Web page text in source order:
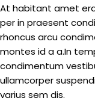
At habitant amet
per in praesent
rhoncus arcu
montes id a a.In
condimentum
ullamcorper
varius sem dis.